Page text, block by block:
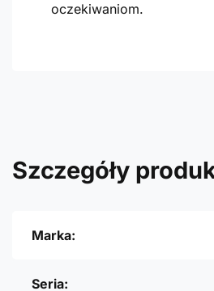
oczekiwaniom.
Szczegóły
Marka:
Seria: